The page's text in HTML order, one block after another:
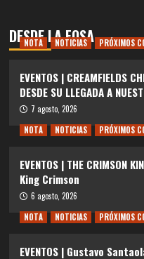
DESDE LA FOSA
NOTA NOTICIAS PRÓXIMOS
EVENTOS | CREAMFIELDS
DESDE SU LLEGADA A
7 agosto, 2026
NOTA
NOTICIAS PRÓXIMOS
EVENTOS | THE
King Crimson
6 agosto, 2026
NOTA
NOTICIAS PRÓXIMOS
EVENTOS | Gustavo